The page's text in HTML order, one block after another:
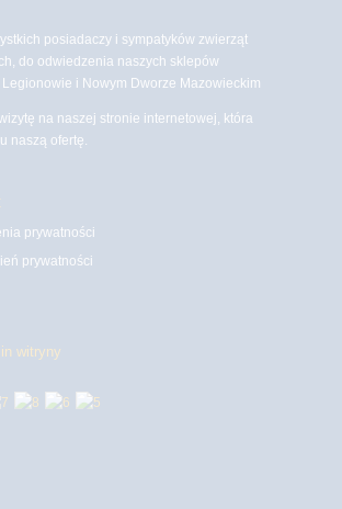
posiadaczy i sympatyków zwierząt
do odwiedzenia naszych sklepów
i Nowym Dworze Mazowieckim
na naszej stronie internetowej, która
naszą ofertę.
prywatności
prywatności
witryny